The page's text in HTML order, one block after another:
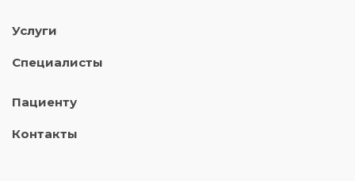
Услуги
Специалисты
Пациенту
Контакты